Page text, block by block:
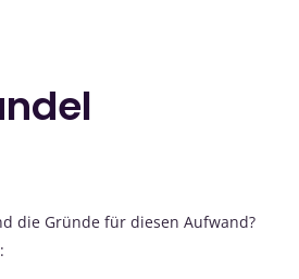
die Gründe für diesen Aufwand?